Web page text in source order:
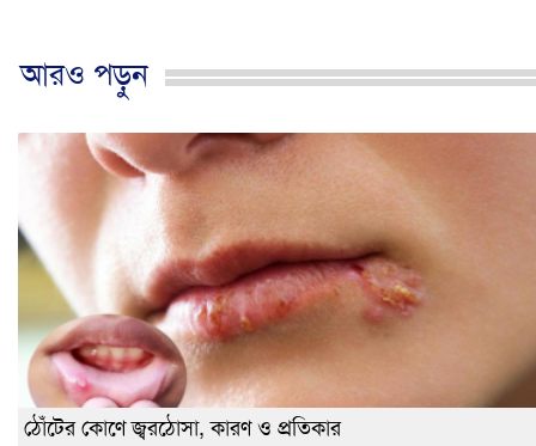
আরও পড়ুন
ঠোঁটের কোণে জ্বরঠোসা, কারণ ও প্রতিকার